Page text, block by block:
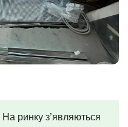
На ринку з’являються